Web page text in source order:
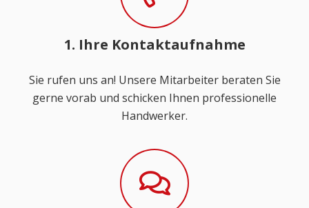
1. Ihre Kontaktaufnahme
Sie rufen uns an! Unsere Mitarbeiter beraten Sie
gerne vorab und schicken Ihnen professionelle
Handwerker.